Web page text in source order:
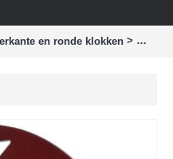
en ronde klokken > AER